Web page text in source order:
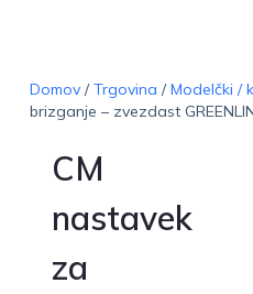
Domov/Trgovina /Modelčki /
brizganje – zvezdast
CM
nastavek
za